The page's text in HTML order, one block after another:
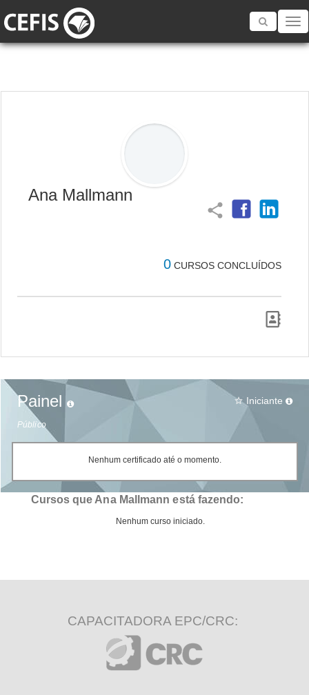
Toggle
Ana Mallmann
share
0 CURSOS CONCLUÍDOS
Painel
Público
star_border Iniciante
Nenhum certificado até o momento.
Cursos que Ana Mallmann está fazendo:
Nenhum curso iniciado.
CAPACITADORA EPC/CRC: